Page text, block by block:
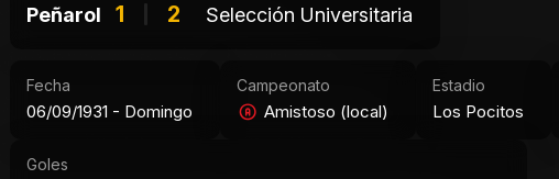
Peñarol 1 2 Selección Universitaria
Fecha
06/09/1931 - Domingo
Campeonato
Amistoso (local)
Estadio
Los Pocitos
Goles